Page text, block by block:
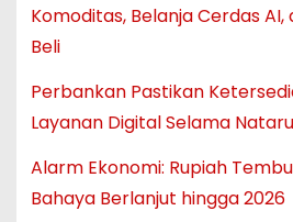
Komoditas, Belanja Cerdas
Beli
Perbankan Pastikan
Layanan Digital Selama
Alarm Ekonomi: Rupiah
Bahaya Berlanjut hingga 2026